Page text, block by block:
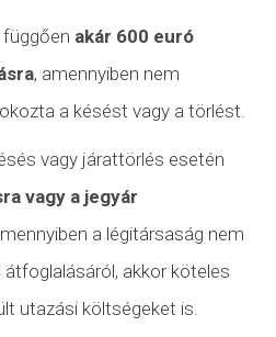
akár 600 euró
, amennyiben nem
a késést vagy a törlést.
vagy járattörlés esetén
vagy a jegyár
a légitársaság nem
akkor köteles
utazási költségeket is.